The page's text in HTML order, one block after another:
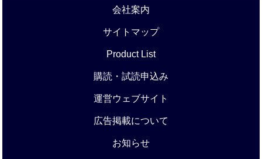
会社案内
サイトマップ
Product List
購読・試読申込み
運営ウェブサイト
広告掲載について
お知らせ